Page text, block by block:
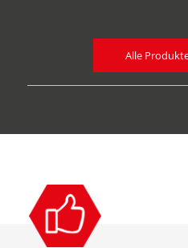
Alle